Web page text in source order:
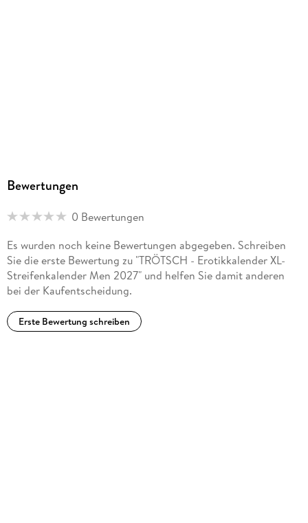
Bewertungen
0 Bewertungen
Es wurden noch keine Bewertungen abgegeben. Schreiben
Sie die erste Bewertung zu "TRÖTSCH - Erotikkalender XL-
Streifenkalender Men 2027" und helfen Sie damit anderen
bei der Kaufentscheidung.
Erste Bewertung schreiben